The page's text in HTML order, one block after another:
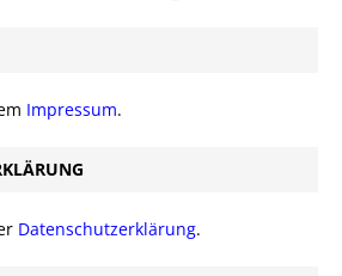
Impressum.
Datenschutzerklärung.